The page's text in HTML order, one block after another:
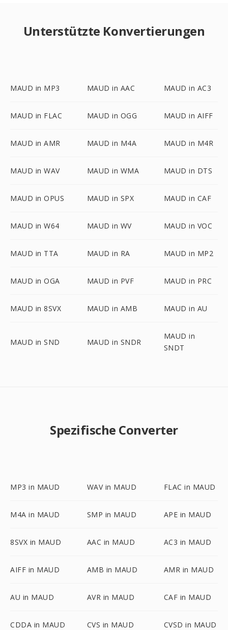
Unterstützte Konvertierungen
MAUD in MP3 MAUD in AAC MAUD in AC3
MAUD in FLAC MAUD in OGG MAUD in AIFF
MAUD in AMR MAUD in M4A MAUD in M4R
MAUD in WAV MAUD in WMA MAUD in DTS
MAUD in OPUS MAUD in SPX MAUD in CAF
MAUD in W64 MAUD in WV MAUD in VOC
MAUD in TTA MAUD in RA MAUD in MP2
MAUD in OGA MAUD in PVF MAUD in PRC
MAUD in 8SVX MAUD in AMB MAUD in AU
MAUD in SND MAUD in SNDR
MAUD in
SNDT
Spezifische Converter
MP3 in MAUD WAV in MAUD FLAC in MAUD
M4A in MAUD SMP in MAUD APE in MAUD
8SVX in MAUD AAC in MAUD AC3 in MAUD
AIFF in MAUD AMB in MAUD AMR in MAUD
AU in MAUD AVR in MAUD CAF in MAUD
CDDA in MAUD CVS in MAUD CVSD in MAUD